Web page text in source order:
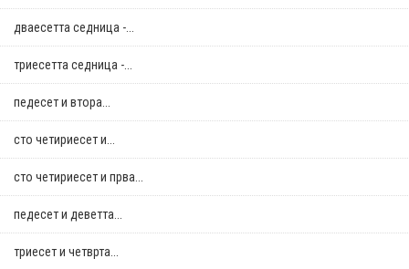
дваесетта седница -...
триесетта седница -...
педесет и втора...
сто четириесет и...
сто четириесет и прва...
педесет и деветта...
триесет и четврта...